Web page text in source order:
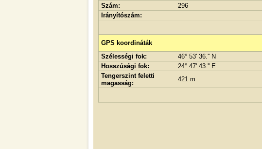
Szám:
296
Irányítószám:
GPS koordináták
Szélességi fok:
46° 53' 36.'' N
Hosszúsági fok:
24° 47' 43.'' E
Tengerszint feletti
magasság:
421 m